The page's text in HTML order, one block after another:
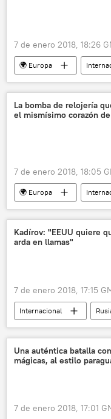
7 de enero 2018, 18:26
🌍 Europa
Estocolmo
La bomba de relojería
el mismísimo corazón
7 de enero 2018, 18:05
🌍 Europa
Alemania
Países
planta nuclear
accidente nuclear
Kadírov: "EEUU quiere
arda en llamas"
7 de enero 2018, 17:15
Internacional
América del Norte
Una auténtica batalla
mágicas, al estilo
7 de enero 2018, 17:01